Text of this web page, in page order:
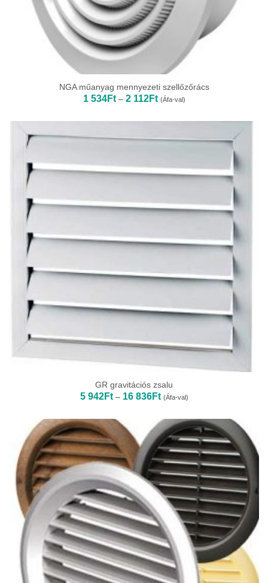
NGA műanyag mennyezeti szellőzőrács
1 534Ft – 2 112FtÁrtartomány:
1
-
112Ft
(Áfa-val)
GR gravitációs zsalu
5 942Ft – 16 836FtÁrtartomány:
5
-
16
836Ft
(Áfa-val)